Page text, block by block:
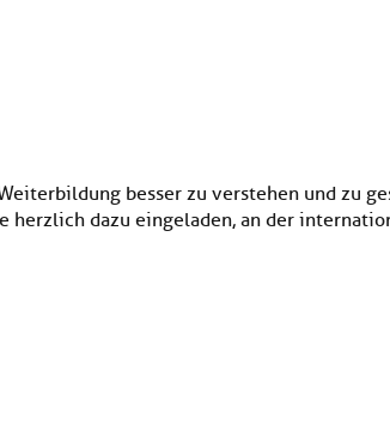
besser zu verstehen und zu
herzlich dazu eingeladen, an der